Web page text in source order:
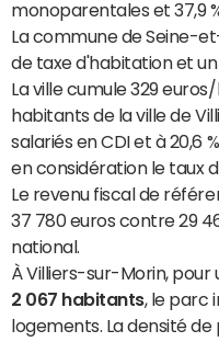
monoparentales et 37,9
La commune de Seine-
de taxe d'habitation et
La ville cumule 329
habitants de la ville de
salariés en CDI et à 20,6
en considération le taux
Le revenu fiscal de
37 780 euros contre 29
national.
À Villiers-sur-Morin, pour
2 067 habitants, le parc
logements. La densité